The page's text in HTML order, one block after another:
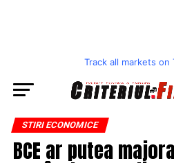
Track all markets on
STIRI ECONOMICE
BCE ar putea